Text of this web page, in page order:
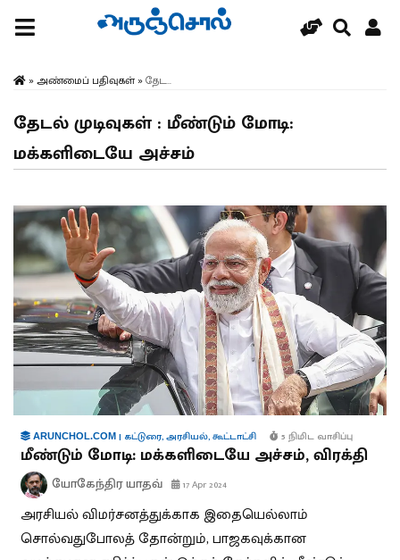
» அண்மைப் பதிவுகள்» தேட...
தேடல் முடிவுகள் : மீண்டும் மோடி:
மக்களிடையே அச்சம்
ARUNCHOL.COM | கட்டுரை,அரசியல்,கூட்டாட்சி 5 நிமிட வாசிப்பு
மீண்டும் மோடி: மக்களிடையே அச்சம், விரக்தி
யோகேந்திர யாதவ் 17 Apr 2024
அரசியல் விமர்சனத்துக்காக இதையெல்லாம்
சொல்வதுபோலத் தோன்றும், பாஜகவுக்கான